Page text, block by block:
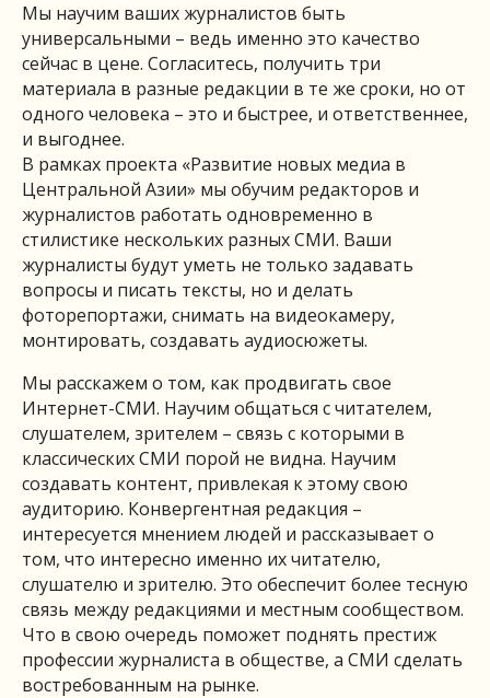
Мы научим ваших журналистов быть
универсальными – ведь именно это качество
сейчас в цене. Согласитесь, получить три
материала в разные редакции в те же сроки, но от
одного человека – это и быстрее, и ответственнее,
и выгоднее.
В рамках проекта «Развитие новых медиа в
Центральной Азии» мы обучим редакторов и
журналистов работать одновременно в
стилистике нескольких разных СМИ. Ваши
журналисты будут уметь не только задавать
вопросы и писать тексты, но и делать
фоторепортажи, снимать на видеокамеру,
монтировать, создавать аудиосюжеты.
Мы расскажем о том, как продвигать свое
Интернет-СМИ. Научим общаться с читателем,
слушателем, зрителем – связь с которыми в
классических СМИ порой не видна. Научим
создавать контент, привлекая к этому свою
аудиторию. Конвергентная редакция –
интересуется мнением людей и рассказывает о
том, что интересно именно их читателю,
слушателю и зрителю. Это обеспечит более тесную
связь между редакциями и местным сообществом.
Что в свою очередь поможет поднять престиж
профессии журналиста в обществе, а СМИ сделать
востребованным на рынке.